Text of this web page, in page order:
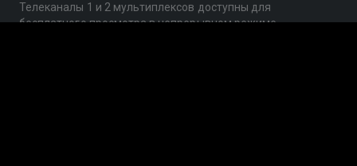
Телеканалы 1 и 2 мультиплексов доступны для
бесплатного просмотра в непрерывном режиме,